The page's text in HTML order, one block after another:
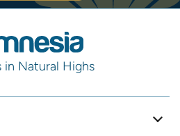
in Natural Highs